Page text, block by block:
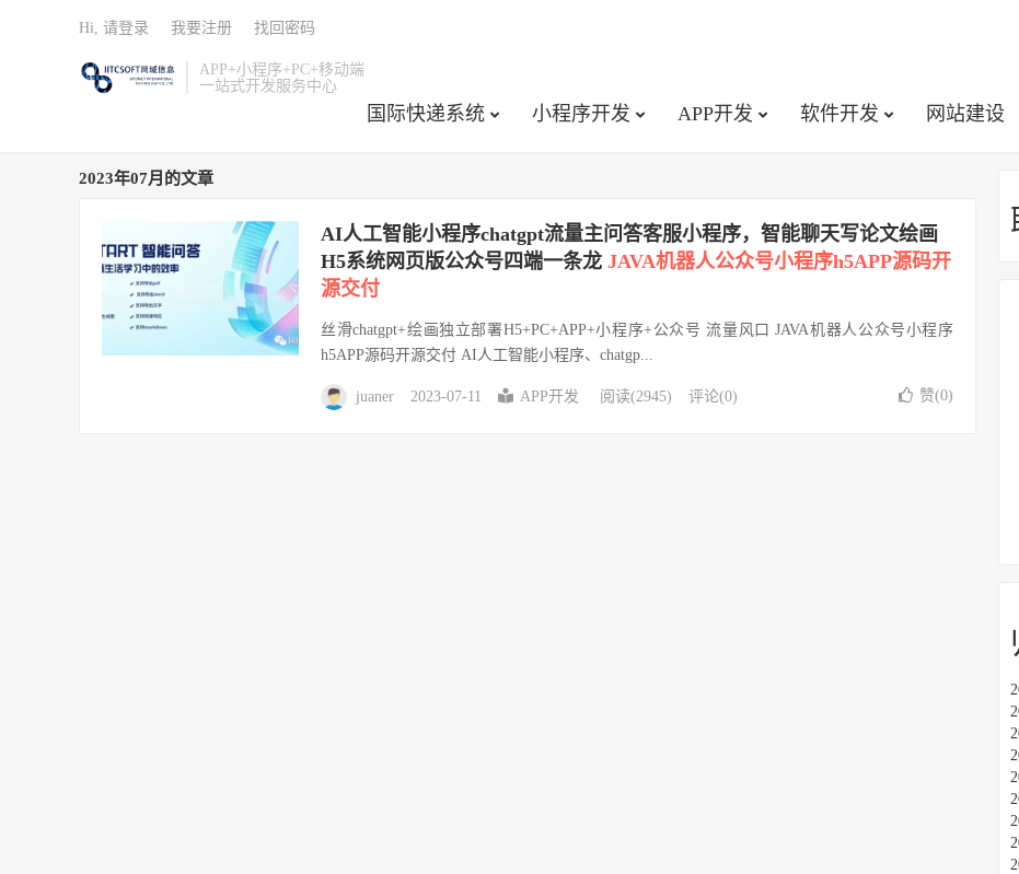
APP+小程序+PC+移动端
一站式开发服务中心
国际快递系统 小程序开发 APP开发 软件开发 网站建设
Hi, 请登录 我要注册 找回密码
2023年07月的文章
AI人工智能小程序chatgpt流量主问答客服小程序，智能聊天写论文绘画
H5系统网页版公众号四端一条龙 JAVA机器人公众号小程序h5APP源码开
源交付
丝滑chatgpt+绘画独立部署H5+PC+APP+小程序+公众号 流量风口 JAVA机器人公众号小程序
h5APP源码开源交付 AI人工智能小程序、chatgp...
juaner 2023-07-11 APP开发 阅读(2945) 评论(0) 赞(0)